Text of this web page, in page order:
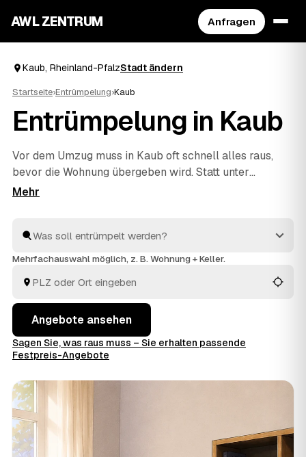
AWL ZENTRUM Anfragen
Kaub, Rheinland-PfalzStadt ändern
Startseite›Entrümpelung›Kaub
Entrümpelung in Kaub
Vor dem Umzug muss in Kaub oft schnell alles raus,
bevor die Wohnung übergeben wird. Statt unter
Zeitdruck den erstbesten Betrieb zu nehmen, stellen
BacharachundOberwesel. So vergleichen Sie Preise
und Termine, auch wenn es eilig ist. Die Profis kümmern
Mehrfachauswahl möglich, z. B. Wohnung + Keller.
Angebote ansehen
Sagen Sie, was raus muss – Sie erhalten passende
Festpreis-Angebote